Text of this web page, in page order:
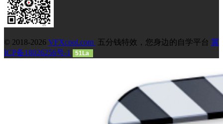
© 2018-2026 VFXcool.com 五分钱特效，您身边的自学平台 冀
ICP备18026256号-1
51La